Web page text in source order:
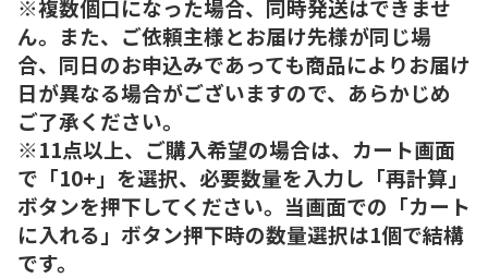
※複数個口になった場合、同時発送はできませ
ん。また、ご依頼主様とお届け先様が同じ場
合、同日のお申込みであっても商品によりお届け
日が異なる場合がございますので、あらかじめ
ご了承ください。
※11点以上、ご購入希望の場合は、カート画面
で「10+」を選択、必要数量を入力し「再計算」
ボタンを押下してください。当画面での「カート
に入れる」ボタン押下時の数量選択は1個で結構
です。